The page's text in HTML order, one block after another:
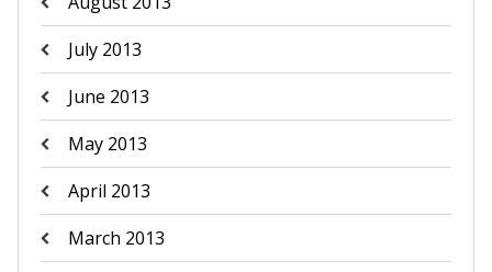
July 2013
June 2013
May 2013
April 2013
March 2013